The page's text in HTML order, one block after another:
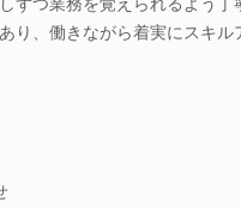
り、働きながら着実にスキル